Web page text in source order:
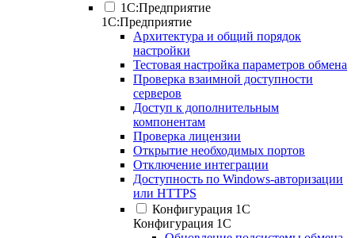
1С:Предприятие
1С:Предприятие
Архитектура и общий порядок
настройки
Тестовая настройка параметров обмена
Проверка взаимной доступности
серверов
Доступ к дополнительным
компонентам
Проверка лицензии
Открытие необходимых портов
Отключение интеграции
Доступность по Windows-авторизации
или HTTPS
Конфигурация 1С
Конфигурация 1С